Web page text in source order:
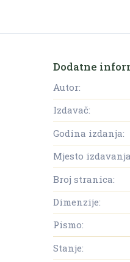
Dodatne
Autor:
Izdavač:
Godina izdanja:
Mjesto
Broj stranica:
Dimenzije:
Pismo:
Stanje: